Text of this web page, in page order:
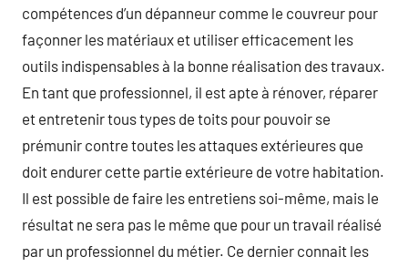
compétences d’un dépanneur comme le couvreur pour
façonner les matériaux et utiliser efficacement les
outils indispensables à la bonne réalisation des travaux.
En tant que professionnel, il est apte à rénover, réparer
et entretenir tous types de toits pour pouvoir se
prémunir contre toutes les attaques extérieures que
doit endurer cette partie extérieure de votre habitation.
Il est possible de faire les entretiens soi-même, mais le
résultat ne sera pas le même que pour un travail réalisé
par un professionnel du métier. Ce dernier connait les